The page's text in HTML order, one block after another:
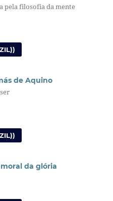
pela filosofia da mente
de Aquino
da glória